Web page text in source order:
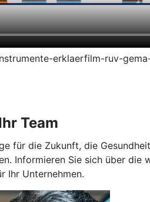
erklaerfilm-ruv-
Team
für die Zukunft, die
Informieren Sie sich über die
Ihr Unternehmen.